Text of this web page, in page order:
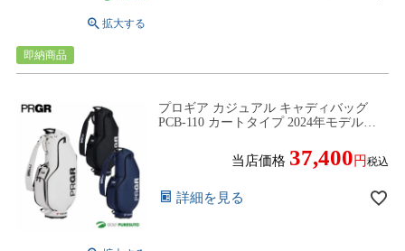
即納商品
プロギア カジュアル キャディバッグ
PCB-110 カートタイプ 2024年モデル
当店価格 37,400 税込
詳細を見る